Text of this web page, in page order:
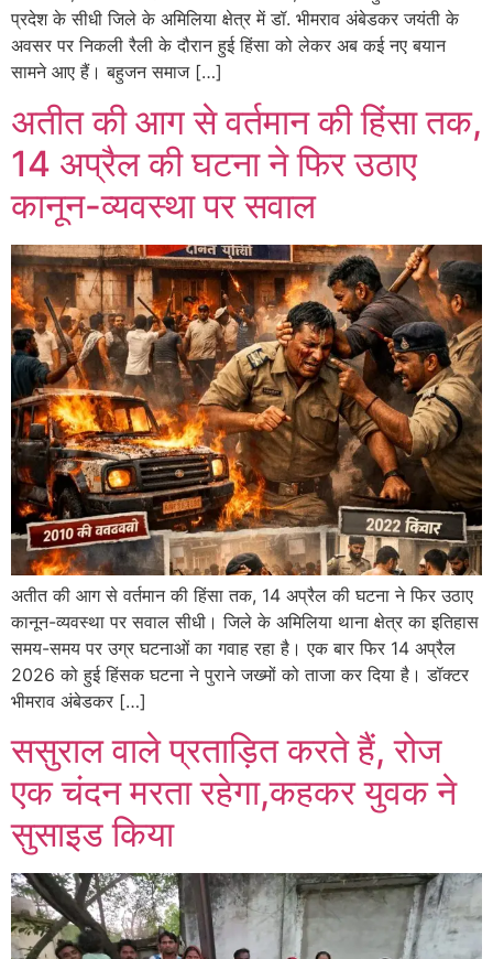
प्रदेश के सीधी जिले के अमिलिया क्षेत्र में डॉ. भीमराव अंबेडकर जयंती के
अवसर पर निकली रैली के दौरान हुई हिंसा को लेकर अब कई नए बयान
सामने आए हैं। बहुजन समाज […]
अतीत की आग से वर्तमान की हिंसा तक,
14 अप्रैल की घटना ने फिर उठाए
कानून-व्यवस्था पर सवाल
अतीत की आग से वर्तमान की हिंसा तक, 14 अप्रैल की घटना ने फिर उठाए
कानून-व्यवस्था पर सवाल सीधी। जिले के अमिलिया थाना क्षेत्र का इतिहास
समय-समय पर उग्र घटनाओं का गवाह रहा है। एक बार फिर 14 अप्रैल
2026 को हुई हिंसक घटना ने पुराने जख्मों को ताजा कर दिया है। डॉक्टर
भीमराव अंबेडकर […]
ससुराल वाले प्रताड़ित करते हैं, रोज
एक चंदन मरता रहेगा,कहकर युवक ने
सुसाइड किया